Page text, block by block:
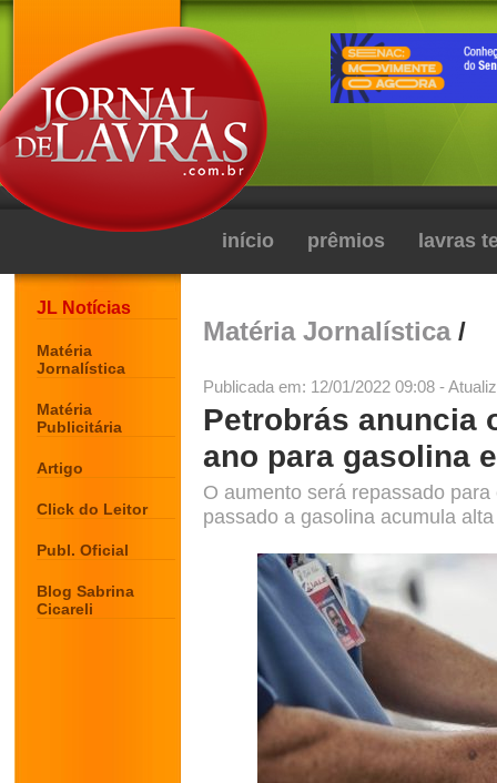
início prêmios lavras
JL Notícias
Matéria
Jornalística
Matéria
Publicitária
Artigo
Click do Leitor
Publ. Oficial
Blog Sabrina
Cicareli
Matéria Jornalística/
Publicada em: 12/01/2022 09:08 -
Petrobrás anuncia
ano para gasolina
O aumento será repassado
passado a gasolina acumula